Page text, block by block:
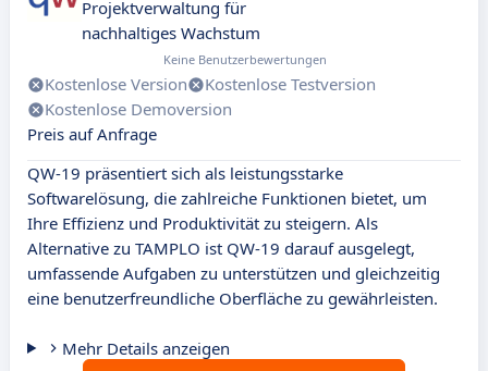
Projektverwaltung für
nachhaltiges Wachstum
Keine Benutzerbewertungen
Kostenlose Version
Kostenlose Testversion
Kostenlose Demoversion
Preis auf Anfrage
QW-19 präsentiert sich als leistungsstarke
Softwarelösung, die zahlreiche Funktionen bietet, um
Ihre Effizienz und Produktivität zu steigern. Als
Alternative zu TAMPLO ist QW-19 darauf ausgelegt,
umfassende Aufgaben zu unterstützen und gleichzeitig
eine benutzerfreundliche Oberfläche zu gewährleisten.
Mehr Details anzeigen